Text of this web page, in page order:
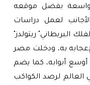
شهرة واسعة بفضل موقعه
لعمل دراسات
البريطاني" ريتولدز"
بوصه نظراً لإعجابه به، ودخلت مصر
أبوابه، كما يضم
العالم لرصد الكواكب